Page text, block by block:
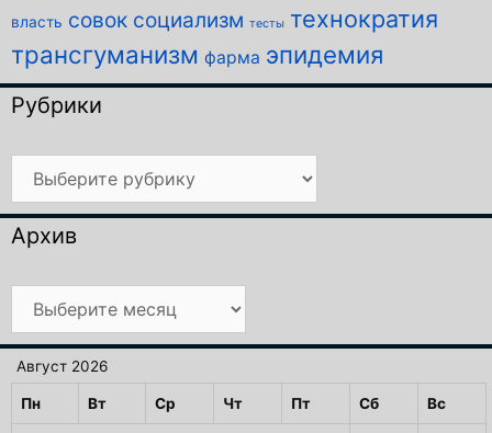
власть совок социализм тесты технократия
трансгуманизм фарма эпидемия
Рубрики
Архив
Август 2026
Пн Вт Ср Чт Пт Сб Вс